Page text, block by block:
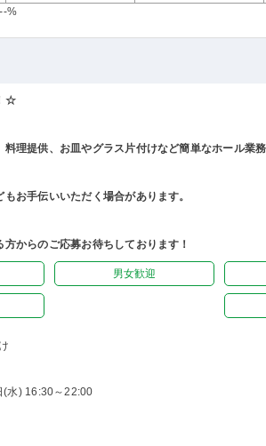
%
☆
料理提供、お皿やグラス片付けなど簡単なホール業
お手伝いいただく場合があります。
からのご応募お待ちしております！
男女歓迎
水) 16:30～22:00